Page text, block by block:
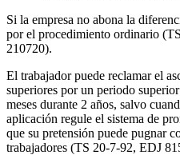
Si la empresa no abona la
por el procedimiento ordinario
210720).
El trabajador puede reclamar el
superiores por un periodo
meses durante 2 años, salvo
aplicación regule el sistema de
que su pretensión puede pugnar
trabajadores (TS 20-7-92, EDJ